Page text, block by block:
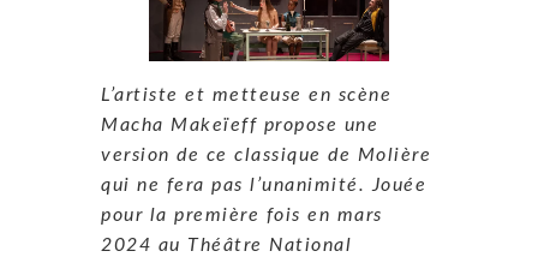
L’artiste et metteuse en scène
Macha Makeïeff propose une
version de ce classique de Molière
qui ne fera pas l’unanimité. Jouée
pour la première fois en mars
2024 au Théâtre National